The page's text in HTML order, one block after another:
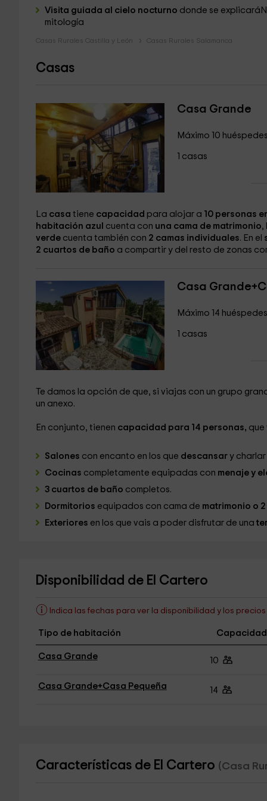
Visita guiada al cielo nocturno donde se
mitología
Casas Rurales Castilla y León Casas Rurales Salamanca
Casas
Casa Grande
Máximo 10 huéspedes
1 casas
La casa tiene capacidad para alojar a 10 personas
habitación azul cuenta con una cama de matrimonio,
verde cuenta también con 2 camas individuales. En el
2 cuartos de baño a compartir y del resto de zonas
Casa
Máximo 14 huéspedes
1 casas
Te damos la opción de que, si viajas con un grupo
un anexo.
En conjunto, tienen capacidad para 14 personas, que
Salones con encanto en los que descansar y
Cocinas completamente equipadas con menaje y
3 cuartos de baño completos.
Dormitorios equipados con cama de matrimonio o
Exteriores en los que vais a poder disfrutar de una
Disponibilidad de El Cartero
Indica las fechas para ver la disponibilidad y los
Tipo de habitación Capacidad
Casa Grande 10
Casa Grande+Casa Pequeña 14
Características de El Cartero (Casa